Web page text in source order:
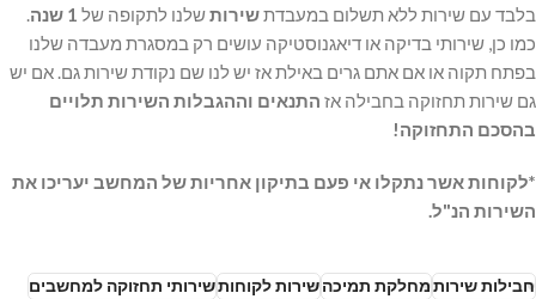
בלבד עם שירות ללא תשלום במעבדתשירותשלנו לתקופה של 1 שנה
.
כמו כן, שירותי בדיקה או דיאגנוסטיקה עושים רק במסגרת מעבדה שלנו
בפתח תקוה או אם אתם גרים באילת אז יש לנו שם נקודת שירות גם. אם יש
גם שירות תחזוקה בחבילה אז התנאים וההגבלות השירות תלויים
בהסכם התחזוקה!
*לקוחות אשר נתקלו אי פעם בתיקון אחריות של המחשב יעריכו את
השירות הנ"ל.
חבילות שירותמחלקת תמיכהשירות לקוחותשירותי תחזוקה למחשבים